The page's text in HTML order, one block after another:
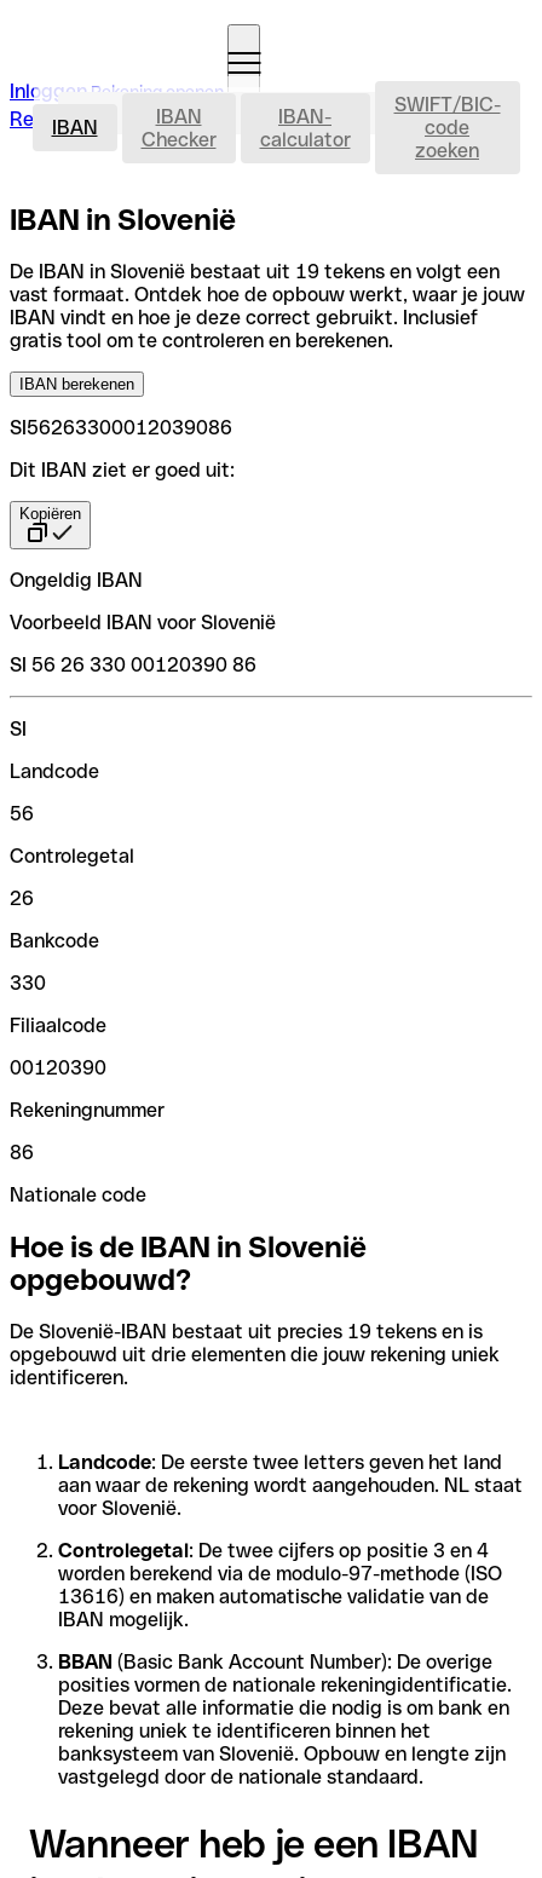
Inloggen Rekening openen
Rekening openen IBAN
IBAN
IBAN
Checker
IBAN-
calculator
SWIFT/BIC-
code
zoeken
IBAN in Slovenië
De IBAN in Slovenië bestaat uit 19 tekens en volgt een
vast formaat. Ontdek hoe de opbouw werkt, waar je jouw
IBAN vindt en hoe je deze correct gebruikt. Inclusief
gratis tool om te controleren en berekenen.
IBAN berekenen
SI56263300012039086
Dit IBAN ziet er goed uit:
Kopiëren
Ongeldig IBAN
Voorbeeld IBAN voor Slovenië
SI 56 26 330 00120390 86
SI
Landcode
56
Controlegetal
26
Bankcode
330
Filiaalcode
00120390
Rekeningnummer
86
Nationale code
Hoe is de IBAN in Slovenië
opgebouwd?
De Slovenië-IBAN bestaat uit precies 19 tekens en is
opgebouwd uit drie elementen die jouw rekening uniek
identificeren.
Landcode: De eerste twee letters geven het land
aan waar de rekening wordt aangehouden. NL staat
voor Slovenië.
Controlegetal: De twee cijfers op positie 3 en 4
worden berekend via de modulo-97-methode (ISO
13616) en maken automatische validatie van de
IBAN mogelijk.
BBAN (Basic Bank Account Number): De overige
posities vormen de nationale rekeningidentificatie.
Deze bevat alle informatie die nodig is om bank en
rekening uniek te identificeren binnen het
banksysteem van Slovenië. Opbouw en lengte zijn
vastgelegd door de nationale standaard.
Wanneer heb je een IBAN